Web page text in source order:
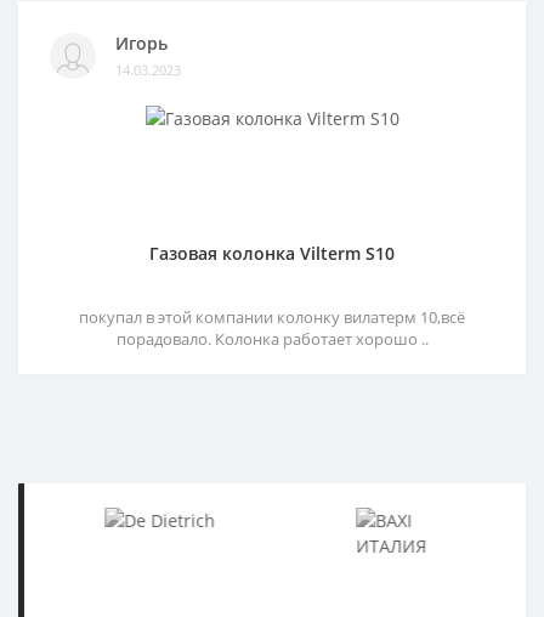
Игорь
14.03.2023
Газовая колонка Vilterm S10
покупал в этой компании колонку вилатерм 10,всё
порадовало. Колонка работает хорошо ..